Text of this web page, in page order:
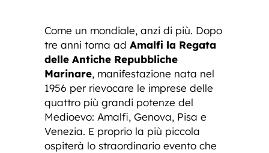
Come un mondiale, anzi di più. Dopo
tre anni torna ad Amalfi la Regata
delle Antiche Repubbliche
Marinare, manifestazione nata nel
1956 per rievocare le imprese delle
quattro più grandi potenze del
Medioevo: Amalfi, Genova, Pisa e
Venezia. E proprio la più piccola
ospiterà lo straordinario evento che